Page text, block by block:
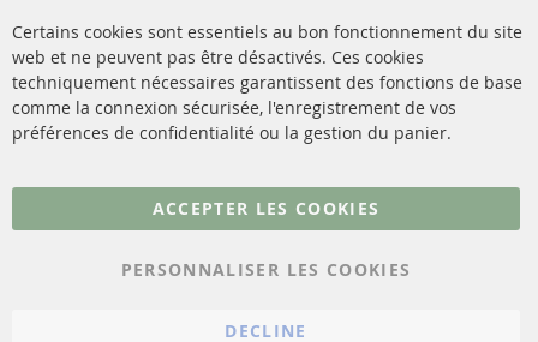
Catalyseur (CAT)
Capteurs
Matériel de montage
livraison
Contact
Résilier le contrat
Plus de liens
Conditions générales
Certains cookies sont essentiels au bon fonctionnement du site
web et ne peuvent pas être désactivés. Ces cookies
techniquement nécessaires garantissent des fonctions de base
comme la connexion sécurisée, l'enregistrement de vos
préférences de confidentialité ou la gestion du panier.
ACCEPTER LES COOKIES
PERSONNALISER LES COOKIES
DECLINE